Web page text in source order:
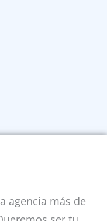
agencia más de